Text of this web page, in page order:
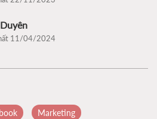
11/04/2024
Marketing